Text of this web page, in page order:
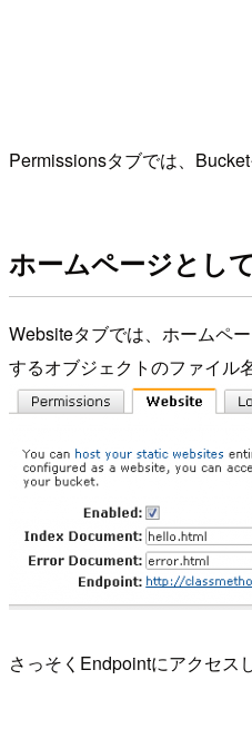
Permissionsタブでは、
ホームページとし
Websiteタブでは、ホームペ
するオブジェクトのファイル
さっそくEndpointにアクセス